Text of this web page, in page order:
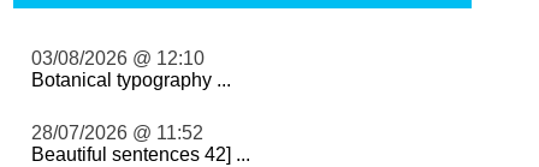
03/08/2026 @ 12:10
Botanical typography ...
28/07/2026 @ 11:52
Beautiful sentences 42] ...